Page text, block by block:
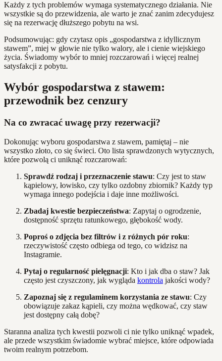
Każdy z tych problemów wymaga systematycznego działania. Nie
wszystkie są do przewidzenia, ale warto je znać zanim zdecydujesz
się na rezerwację dłuższego pobytu na wsi.
Podsumowując: gdy czytasz opis „gospodarstwa z idyllicznym
stawem”, miej w głowie nie tylko walory, ale i cienie wiejskiego
życia. Świadomy wybór to mniej rozczarowań i więcej realnej
satysfakcji z pobytu.
Wybór gospodarstwa z stawem:
przewodnik bez cenzury
Na co zwracać uwagę przy rezerwacji?
Dokonując wyboru gospodarstwa z stawem, pamiętaj – nie
wszystko złoto, co się świeci. Oto lista sprawdzonych wytycznych,
które pozwolą ci uniknąć rozczarowań:
Sprawdź rodzaj i przeznaczenie stawu: Czy jest to staw
kąpielowy, łowisko, czy tylko ozdobny zbiornik? Każdy typ
wymaga innego podejścia i daje inne możliwości.
Zbadaj kwestie bezpieczeństwa: Zapytaj o ogrodzenie,
dostępność sprzętu ratunkowego, głębokość wody.
Poproś o zdjęcia bez filtrów i z różnych pór roku:
rzeczywistość często odbiega od tego, co widzisz na
Instagramie.
Pytaj o regularność pielęgnacji: Kto i jak dba o staw? Jak
często jest czyszczony, jak wygląda kontrola jakości wody?
Zapoznaj się z regulaminem korzystania ze stawu: Czy
obowiązuje zakaz kąpieli, czy można wędkować, czy staw
jest dostępny całą dobę?
Staranna analiza tych kwestii pozwoli ci nie tylko uniknąć wpadek,
ale przede wszystkim świadomie wybrać miejsce, które odpowiada
twoim realnym potrzebom.